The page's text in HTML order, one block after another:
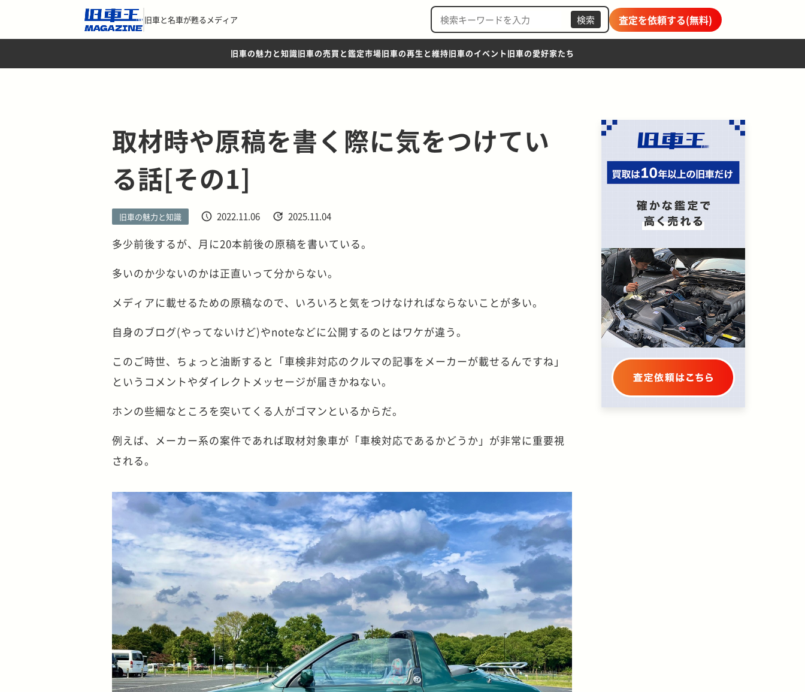
旧車と名車が甦るメディア 検索 査定を依頼する(無料)
旧車の魅力と知識旧車の売買と鑑定市場旧車の再生と維持旧車のイベント 旧車の愛好家たち
取材時や原稿を書く際に気をつけてい
る話[その1]
旧車の魅力と知識 2022.11.06 2025.11.04
多少前後するが、月に20本前後の原稿を書いている。
多いのか少ないのかは正直いって分からない。
メディアに載せるための原稿なので、いろいろと気をつけなければならないことが多い。
自身のブログ(やってないけど)やnoteなどに公開するのとはワケが違う。
このご時世、ちょっと油断すると「車検非対応のクルマの記事をメーカーが載せるんですね」
というコメントやダイレクトメッセージが届きかねない。
ホンの些細なところを突いてくる人がゴマンといるからだ。
例えば、メーカー系の案件であれば取材対象車が「車検対応であるかどうか」が非常に重要視
される。